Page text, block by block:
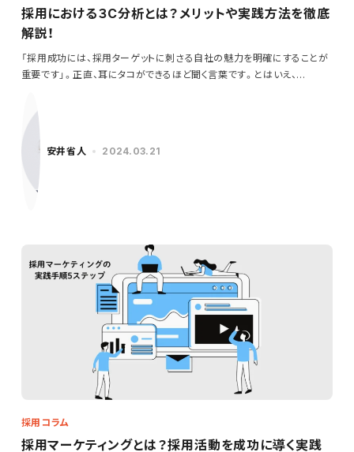
採用における３C分析とは？メリットや実践方法を徹底
解説！
「採用成功には、採用ターゲットに刺さる自社の魅力を明確にすることが
重要です」。正直、耳にタコができるほど聞く言葉です。とはいえ、…
安井省人 2024.03.21
採用コラム
採用マーケティングとは？採用活動を成功に導く実践